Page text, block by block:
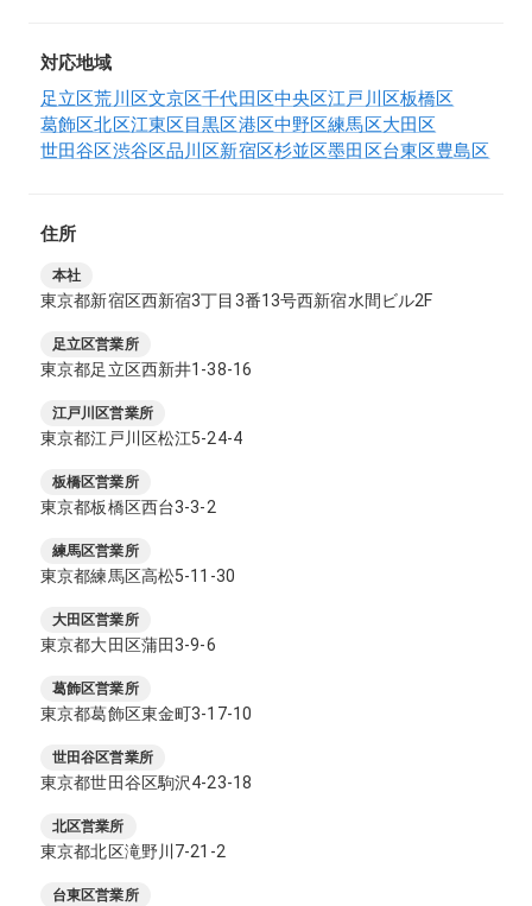
対応地域
足立区荒川区文京区千代田区中央区江戸川区板橋区
葛飾区北区江東区目黒区港区中野区練馬区大田区
世田谷区渋谷区品川区新宿区杉並区墨田区台東区豊島区
住所
本社
東京都新宿区西新宿3丁目3番13号西新宿水間ビル2F
足立区営業所
東京都足立区西新井1-38-16
江戸川区営業所
東京都江戸川区松江5-24-4
板橋区営業所
東京都板橋区西台3-3-2
練馬区営業所
東京都練馬区高松5-11-30
大田区営業所
東京都大田区蒲田3-9-6
葛飾区営業所
東京都葛飾区東金町3-17-10
世田谷区営業所
東京都世田谷区駒沢4-23-18
北区営業所
東京都北区滝野川7-21-2
台東区営業所